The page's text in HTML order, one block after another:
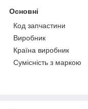
Основні
Код запчастини
Виробник
Країна виробник
Сумісність з маркою